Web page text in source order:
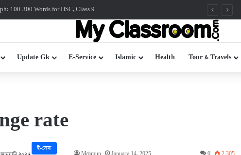
100-300 Words for HSC, Class 9
Update Gk E-Service Islamic Health Tour & Travels
rate
ই-সেবা